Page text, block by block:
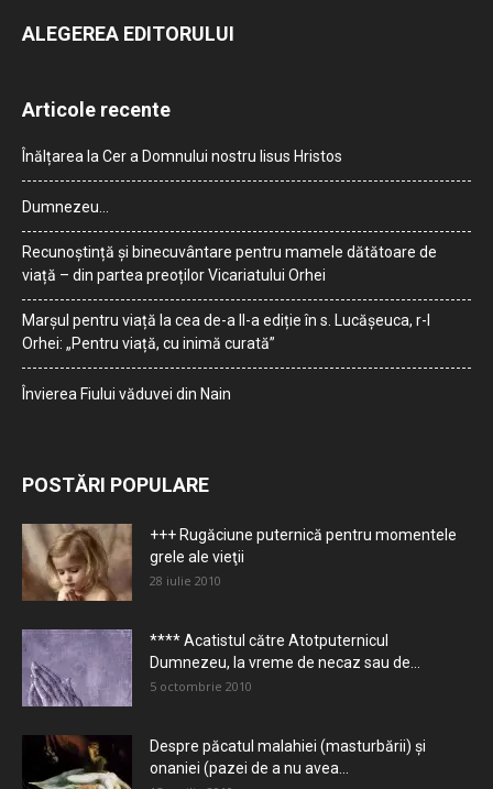
ALEGEREA EDITORULUI
Articole recente
Înălțarea la Cer a Domnului nostru Iisus Hristos
Dumnezeu…
Recunoștință și binecuvântare pentru mamele dătătoare de
viață – din partea preoților Vicariatului Orhei
Marșul pentru viață la cea de-a II-a ediție în s. Lucășeuca, r-l
Orhei: „Pentru viață, cu inimă curată”
Învierea Fiului văduvei din Nain
POSTĂRI POPULARE
+++ Rugăciune puternică pentru momentele
grele ale vieţii
28 iulie 2010
**** Acatistul către Atotputernicul
Dumnezeu, la vreme de necaz sau de...
5 octombrie 2010
Despre păcatul malahiei (masturbării) şi
onaniei (pazei de a nu avea...